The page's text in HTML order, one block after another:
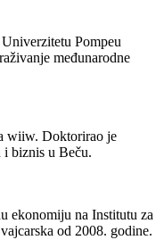
Pompeu
međunarodne
wiiw. Doktorirao je
biznis u Beču.
ekonomiju na Institutu za
od 2008. godine.